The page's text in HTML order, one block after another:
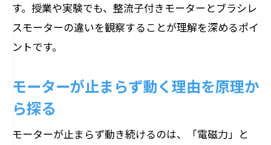
す。授業や実験でも、整流子付きモーターとブラシレ
スモーターの違いを観察することが理解を深めるポイ
ントです。
モーターが止まらず動く理由を原理か
ら探る
モーターが止まらず動き続けるのは、「電磁力」と